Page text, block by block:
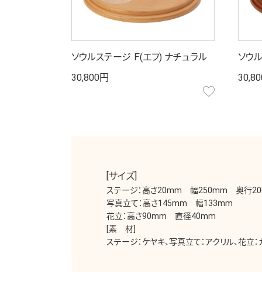
ソウルステージ Ｆ(エフ) ナチュラル
30,800円
ソウ
[サイズ]
ステージ：高さ20mm 幅250mm 奥行
写真立て：高さ145mm 幅133mm
花立：高さ90mm 直径40mm
[素 材]
ステージ：ケヤキ、写真立て：アクリル、花立：